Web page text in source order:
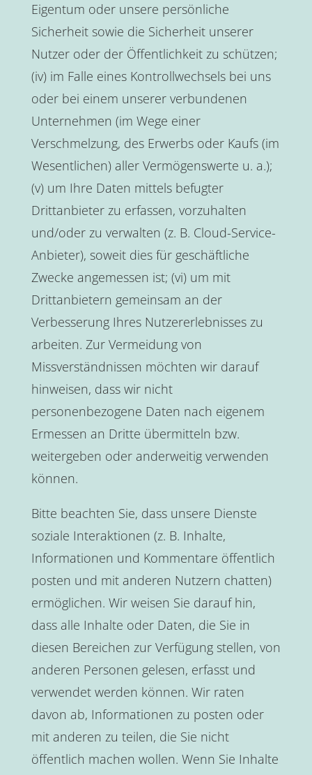
Eigentum oder unsere persönliche
Sicherheit sowie die Sicherheit unserer
Nutzer oder der Öffentlichkeit zu schützen;
(iv) im Falle eines Kontrollwechsels bei uns
oder bei einem unserer verbundenen
Unternehmen (im Wege einer
Verschmelzung, des Erwerbs oder Kaufs (im
Wesentlichen) aller Vermögenswerte u. a.);
(v) um Ihre Daten mittels befugter
Drittanbieter zu erfassen, vorzuhalten
und/oder zu verwalten (z. B. Cloud-Service-
Anbieter), soweit dies für geschäftliche
Zwecke angemessen ist; (vi) um mit
Drittanbietern gemeinsam an der
Verbesserung Ihres Nutzererlebnisses zu
arbeiten. Zur Vermeidung von
Missverständnissen möchten wir darauf
hinweisen, dass wir nicht
personenbezogene Daten nach eigenem
Ermessen an Dritte übermitteln bzw.
weitergeben oder anderweitig verwenden
können.
Bitte beachten Sie, dass unsere Dienste
soziale Interaktionen (z. B. Inhalte,
Informationen und Kommentare öffentlich
posten und mit anderen Nutzern chatten)
ermöglichen. Wir weisen Sie darauf hin,
dass alle Inhalte oder Daten, die Sie in
diesen Bereichen zur Verfügung stellen, von
anderen Personen gelesen, erfasst und
verwendet werden können. Wir raten
davon ab, Informationen zu posten oder
mit anderen zu teilen, die Sie nicht
öffentlich machen wollen. Wenn Sie Inhalte